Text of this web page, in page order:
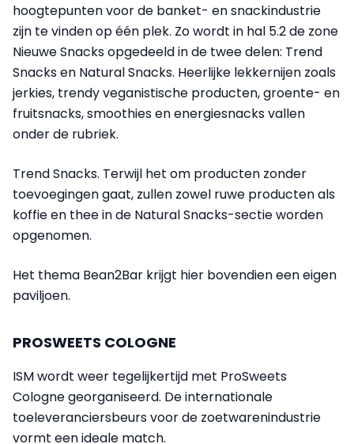
hoogtepunten voor de banket- en snackindustrie
zijn te vinden op één plek. Zo wordt in hal 5.2 de zone
Nieuwe Snacks opgedeeld in de twee delen: Trend
Snacks en Natural Snacks. Heerlijke lekkernijen zoals
jerkies, trendy veganistische producten, groente- en
fruitsnacks, smoothies en energiesnacks vallen
onder de rubriek.
Trend Snacks. Terwijl het om producten zonder
toevoegingen gaat, zullen zowel ruwe producten als
koffie en thee in de Natural Snacks-sectie worden
opgenomen.
Het thema Bean2Bar krijgt hier bovendien een eigen
paviljoen.
PROSWEETS COLOGNE
ISM wordt weer tegelijkertijd met ProSweets
Cologne georganiseerd. De internationale
toeleveranciersbeurs voor de zoetwarenindustrie
vormt een ideale match.